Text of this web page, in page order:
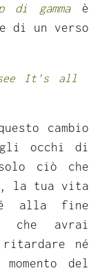
di gammaè
di un verso
It’s all
cambio
gli occhi di
ciò che
la tua vita
alla fine
avrai
ritardare né
del